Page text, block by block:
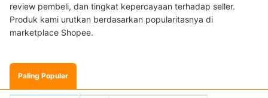
review pembeli, dan tingkat kepercayaan terhadap seller.
Produk kami urutkan berdasarkan popularitasnya di
marketplace Shopee.
Paling Populer